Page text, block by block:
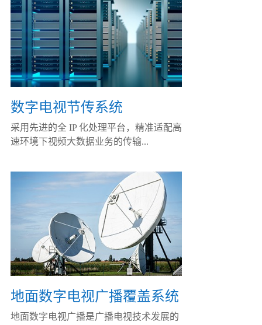
数字电视节传系统
采用先进的全 IP 化处理平台，精准适配高
速环境下视频大数据业务的传输...
地面数字电视广播覆盖系统
地面数字电视广播是广播电视技术发展的